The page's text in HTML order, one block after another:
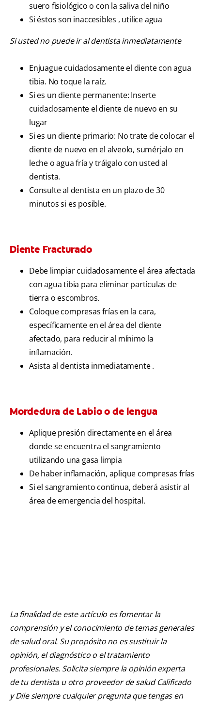
suero fisiológico o con la saliva del niño
Si éstos son inaccesibles , utilice agua
Si usted no puede ir al dentista inmediatamente
Enjuague cuidadosamente el diente con agua
tibia. No toque la raíz.
Si es un diente permanente: Inserte
cuidadosamente el diente de nuevo en su
lugar
Si es un diente primario: No trate de colocar el
diente de nuevo en el alveolo, sumérjalo en
leche o agua fría y tráigalo con usted al
dentista.
Consulte al dentista en un plazo de 30
minutos si es posible.
Diente Fracturado
Debe limpiar cuidadosamente el área afectada
con agua tibia para eliminar partículas de
tierra o escombros.
Coloque compresas frías en la cara,
específicamente en el área del diente
afectado, para reducir al mínimo la
inflamación.
Asista al dentista inmediatamente .
Mordedura de Labio o de lengua
Aplique presión directamente en el área
donde se encuentra el sangramiento
utilizando una gasa limpia
De haber inflamación, aplique compresas frías
Si el sangramiento continua, deberá asistir al
área de emergencia del hospital.
La finalidad de este artículo es fomentar la
comprensión y el conocimiento de temas generales
de salud oral. Su propósito no es sustituir la
opinión, el diagnóstico o el tratamiento
profesionales. Solicita siempre la opinión experta
de tu dentista u otro proveedor de salud Calificado
y Dile siempre cualquier pregunta que tengas en